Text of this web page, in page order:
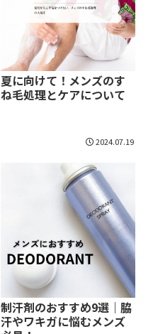
夏に向けて！メンズのす
ね毛処理とケアについて
2024.07.19
制汗剤のおすすめ9選｜脇
汗やワキガに悩むメンズ